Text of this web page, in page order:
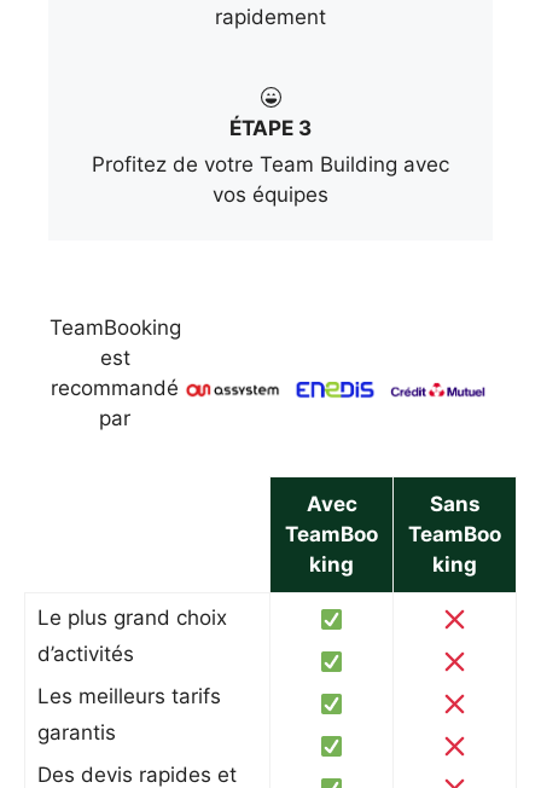
rapidement
ÉTAPE 3
Profitez de votre Team Building avec
vos équipes
TeamBooking
est
recommandé
par
Avec
TeamBoo
king
Sans
TeamBoo
king
Le plus grand choix
d’activités
Les meilleurs tarifs
garantis
Des devis rapides et